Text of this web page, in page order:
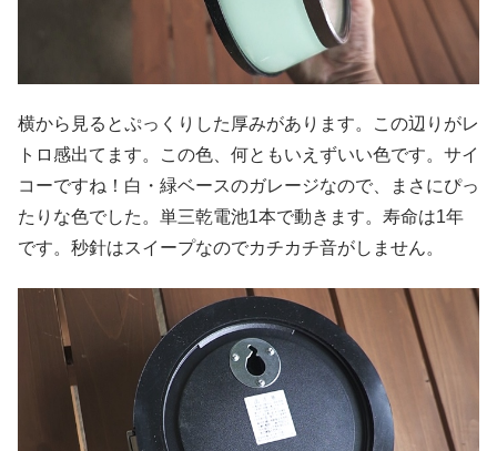
横から見るとぷっくりした厚みがあります。この辺りがレ
トロ感出てます。この色、何ともいえずいい色です。サイ
コーですね！白・緑ベースのガレージなので、まさにぴっ
たりな色でした。単三乾電池1本で動きます。寿命は1年
です。秒針はスイープなのでカチカチ音がしません。